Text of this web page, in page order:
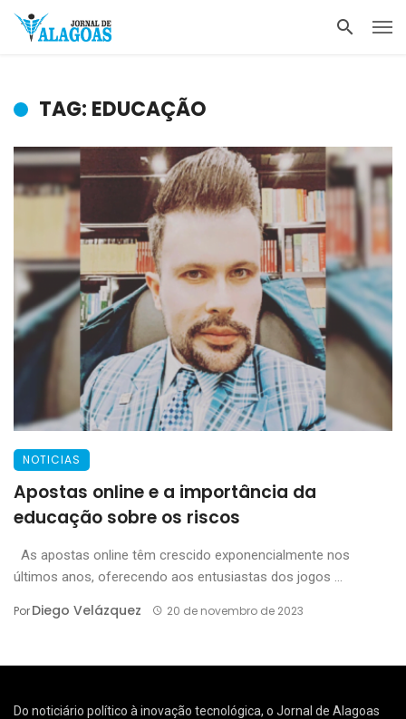
TAG: EDUCAÇÃO
NOTICIAS
Apostas online e a importância da
educação sobre os riscos
As apostas online têm crescido exponencialmente nos
últimos anos, oferecendo aos entusiastas dos jogos ...
PorDiego Velázquez 20 de novembro de 2023
Do noticiário político à inovação tecnológica, o Jornal de Alagoas